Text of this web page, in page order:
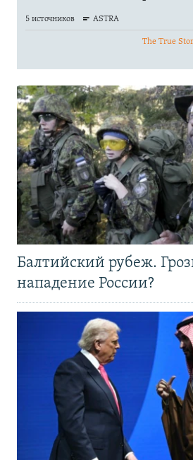
Балтийский рубеж.
нападение России?